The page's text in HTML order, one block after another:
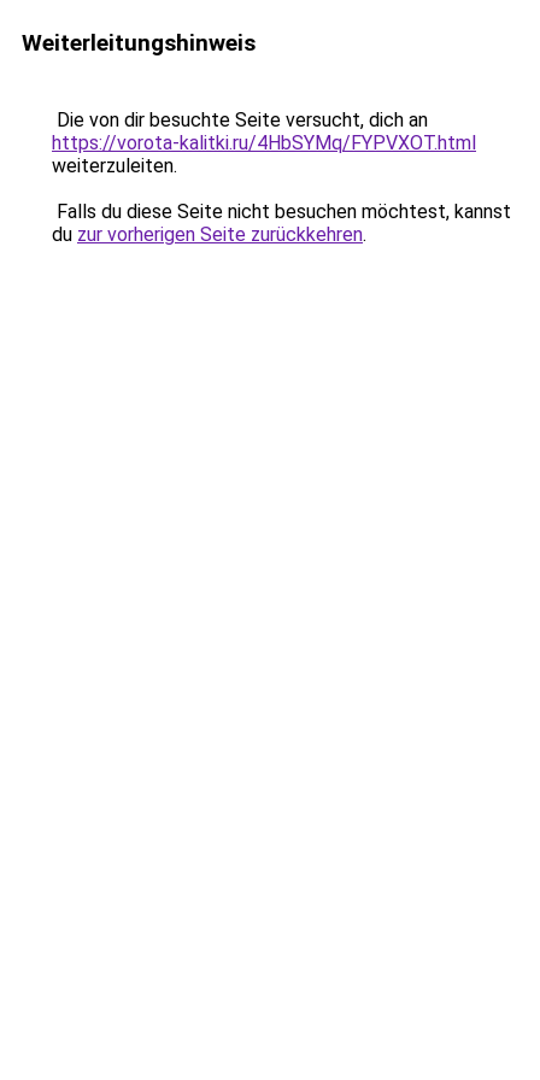
Weiterleitungshinweis
Die von dir besuchte Seite versucht, dich an
https://vorota-kalitki.ru/4HbSYMq/FYPVXOT.html
weiterzuleiten.
Falls du diese Seite nicht besuchen möchtest, kannst
du zur vorherigen Seite zurückkehren.